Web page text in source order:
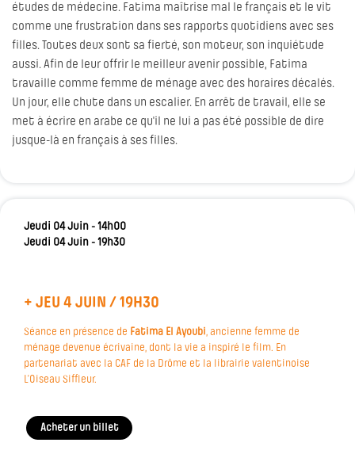
études de médecine. Fatima maîtrise mal le français et le vit
comme une frustration dans ses rapports quotidiens avec ses
filles. Toutes deux sont sa fierté, son moteur, son inquiétude
aussi. Afin de leur offrir le meilleur avenir possible, Fatima
travaille comme femme de ménage avec des horaires décalés.
Un jour, elle chute dans un escalier. En arrêt de travail, elle se
met à écrire en arabe ce qu'il ne lui a pas été possible de dire
jusque-là en français à ses filles.
Jeudi 04 Juin - 14h00
Jeudi 04 Juin - 19h30
+ JEU 4 JUIN / 19H30
Séance en présence de Fatima El Ayoubi, ancienne femme de
ménage devenue écrivaine, dont la vie a inspiré le film. En
partenariat avec la CAF de la Drôme et la librairie valentinoise
L’Oiseau Siffleur.
Acheter un billet